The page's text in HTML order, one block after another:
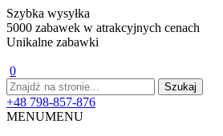
Szybka wysyłka
5000 zabawek w atrakcyjnych cenach
Unikalne zabawki
0
+48 798-857-876
MENUMENU